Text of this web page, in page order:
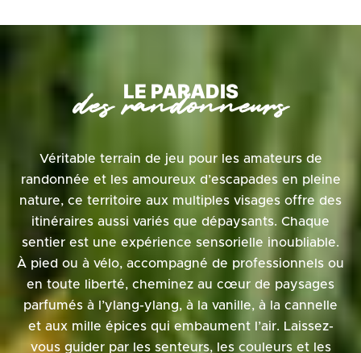
LE PARADIS
des randonneurs
Véritable terrain de jeu pour les amateurs de
randonnée et les amoureux d’escapades en pleine
nature, ce territoire aux multiples visages offre des
itinéraires aussi variés que dépaysants. Chaque
sentier est une expérience sensorielle inoubliable.
À pied ou à vélo, accompagné de professionnels ou
en toute liberté, cheminez au cœur de paysages
parfumés à l’ylang-ylang, à la vanille, à la cannelle
et aux mille épices qui embaument l’air. Laissez-
vous guider par les senteurs, les couleurs et les